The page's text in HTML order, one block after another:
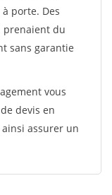
porte. Des
prenaient du
sans garantie
vous
devis en
assurer un